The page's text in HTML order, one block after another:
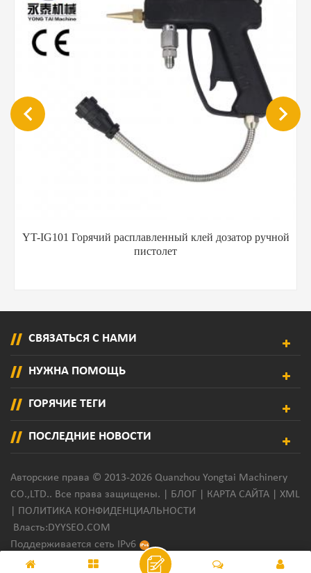
YT-IG101 Горячий расплавленный клей дозатор ручной
пистолет
СВЯЗАТЬСЯ С НАМИ
НУЖНА ПОМОЩЬ
ГОРЯЧИЕ ТЕГИ
ПОСЛЕДНИЕ НОВОСТИ
Авторские права © 2013-2026 Quanzhou Yongtai Machinery
CO.,LTD.. Все права защищены. | БЛОГ КАРТА САЙТА
XML
ПОЛИТИКА КОНФИДЕНЦИАЛЬНОСТИ
Власть:DYYSEO.COM
Поддерживается сеть IPv6